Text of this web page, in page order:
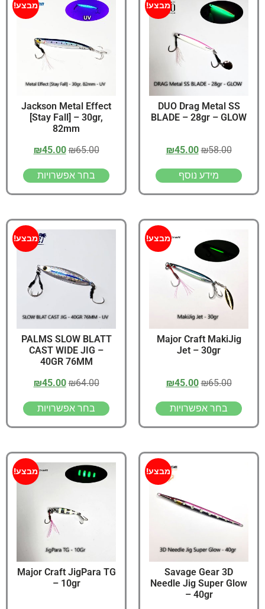
מבצע!
DUO Drag Metal SS
BLADE – 28gr – GLOW
₪58.00
₪45.00
מידע נוסף
מבצע!
Jackson Metal Effect
[Stay Fall] – 30gr,
82mm
₪65.00
₪45.00
בחר אפשרויות
מבצע!
Major Craft MakiJig
Jet – 30gr
₪65.00
₪45.00
בחר אפשרויות
מבצע!
PALMS SLOW BLATT
CAST WIDE JIG –
40GR 76MM
₪64.00
₪45.00
בחר אפשרויות
מבצע!
Savage Gear 3D
Needle Jig Super Glow
– 40gr
מבצע!
Major Craft JigPara TG
– 10gr